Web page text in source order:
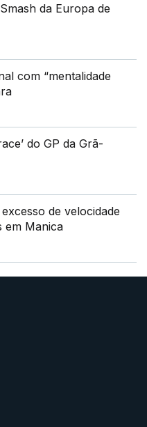
da Europa de
com “mentalidade
do GP da Grã-
de velocidade
em Manica